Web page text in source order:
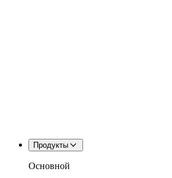
Продукты
Основной